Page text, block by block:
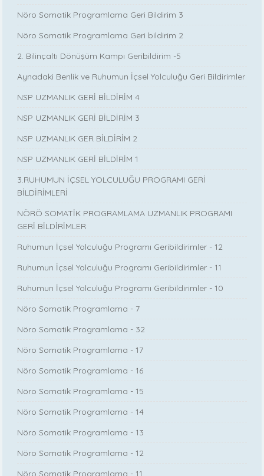
Nöro Somatik Programlama Geri Bildirim 3
Nöro Somatik Programlama Geri bildirim 2
2. Bilinçaltı Dönüşüm Kampı Geribildirim -5
Aynadaki Benlik ve Ruhumun İçsel Yolculuğu Geri Bildirimler
NSP UZMANLIK GERİ BİLDİRİM 4
NSP UZMANLIK GERİ BİLDİRİM 3
NSP UZMANLIK GER BİLDİRİM 2
NSP UZMANLIK GERİ BİLDİRİM 1
3.RUHUMUN İÇSEL YOLCULUĞU PROGRAMI GERİ
BİLDİRİMLERİ
NÖRÖ SOMATİK PROGRAMLAMA UZMANLIK PROGRAMI
GERİ BİLDİRİMLER
Ruhumun İçsel Yolculuğu Programı Geribildirimler - 12
Ruhumun İçsel Yolculuğu Programı Geribildirimler - 11
Ruhumun İçsel Yolculuğu Programı Geribildirimler - 10
Nöro Somatik Programlama - 7
Nöro Somatik Programlama - 32
Nöro Somatik Programlama - 17
Nöro Somatik Programlama - 16
Nöro Somatik Programlama - 15
Nöro Somatik Programlama - 14
Nöro Somatik Programlama - 13
Nöro Somatik Programlama - 12
Nöro Somatik Programlama - 11